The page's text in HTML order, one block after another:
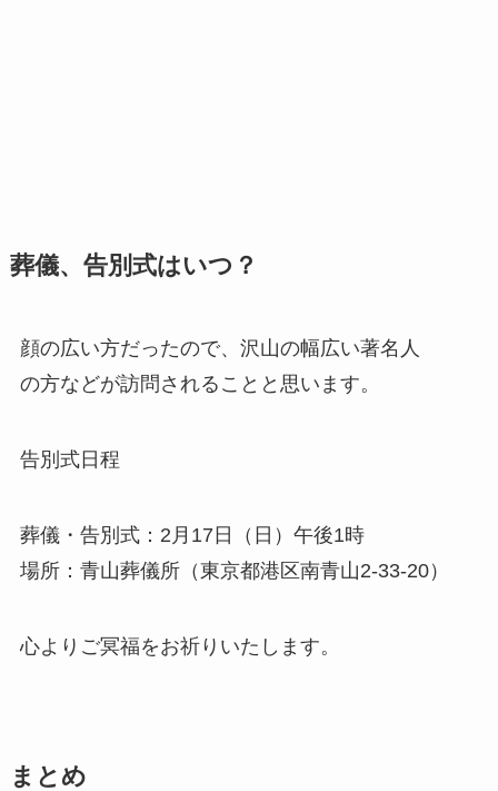
葬儀、告別式はいつ？
顔の広い方だったので、沢山の幅広い著名人
の方などが訪問されることと思います。
告別式日程
葬儀・告別式：2月17日（日）午後1時
場所：青山葬儀所（東京都港区南青山2-33-20）
心よりご冥福をお祈りいたします。
まとめ